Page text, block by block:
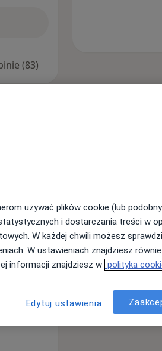
(83)
i
a11y_sr_more_diseases
używać plików cookie (lub
i dostarczania treści w
W każdej chwili możesz
W ustawieniach znajdziesz
informacji znajdziesz w polityka
Edytuj ustawienia